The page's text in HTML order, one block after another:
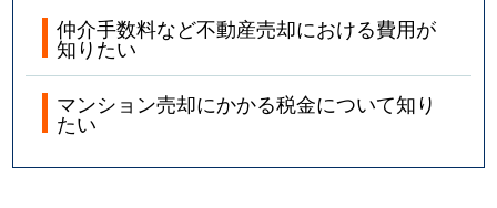
仲介手数料など不動産売却における費用が
知りたい
マンション売却にかかる税金について知り
たい